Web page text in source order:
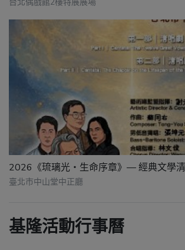
2026《琉璃光・生命序章》— 經典文學
臺北市中山堂中正廳
基隆活動行事曆